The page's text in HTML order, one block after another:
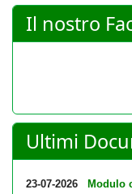
Il nostro
Ultimi
23-07-2026
Modulo